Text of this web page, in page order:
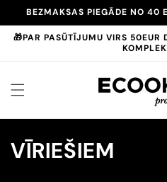
uz
saturu
BEZMAKSAS PIEGĀDE NO 40
🎁PAR PASŪTĪJUMU VIRS 50EUR
K
VĪRIEŠIEM